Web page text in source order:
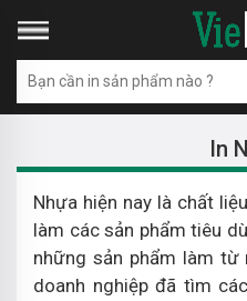
In
Nhựa hiện nay là chất
làm các sản phẩm tiêu
những sản phẩm làm
doanh nghiệp đã tìm